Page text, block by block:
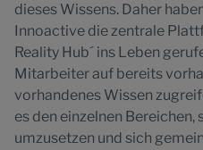
dieses Wissens. Daher
Innoactive die zentrale
Reality Hub´ ins Leben
Mitarbeiter auf bereits
vorhandenes Wissen
es den einzelnen Bereichen,
umzusetzen und sich